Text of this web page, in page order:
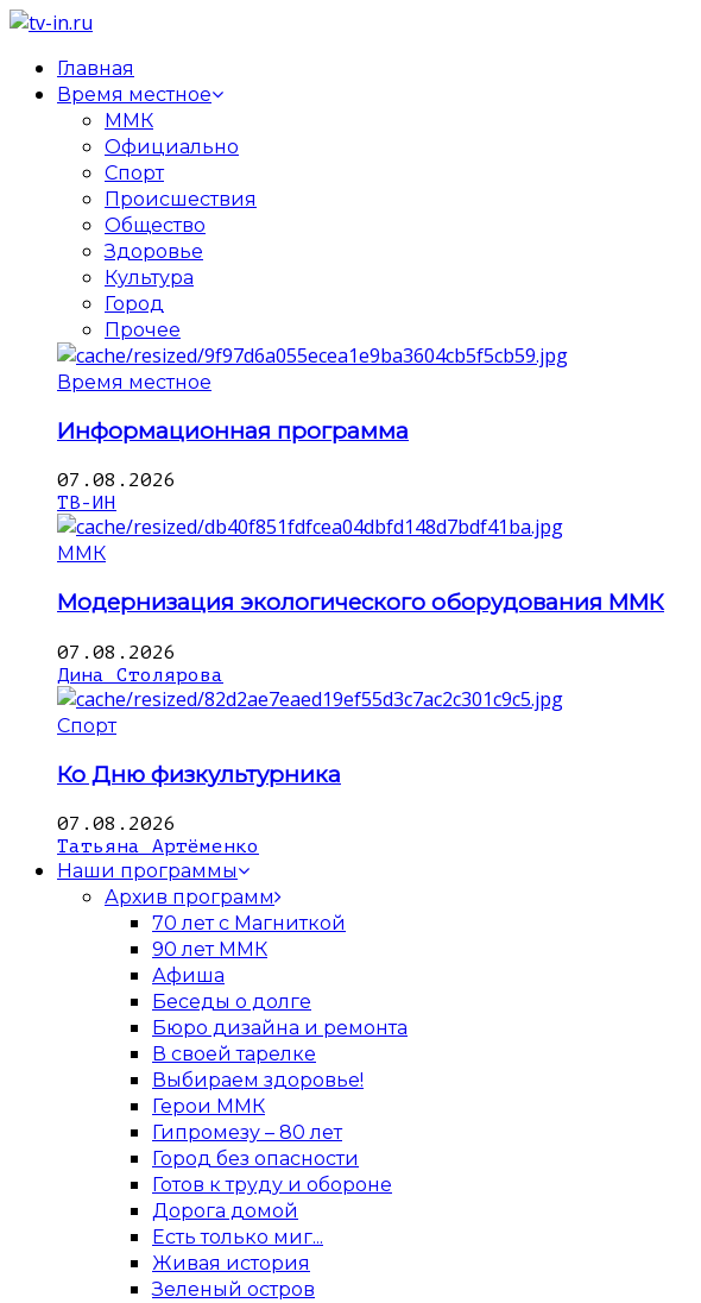
Главная
Время местное
ММК
Официально
Спорт
Происшествия
Общество
Здоровье
Культура
Город
Прочее
Время местное
Информационная программа
07.08.2026
ТВ-ИН
ММК
Модернизация экологического оборудования ММК
07.08.2026
Дина Столярова
Спорт
Ко Дню физкультурника
07.08.2026
Татьяна Артёменко
Наши программы
Архив программ
70 лет с Магниткой
90 лет ММК
Афиша
Беседы о долге
Бюро дизайна и ремонта
В своей тарелке
Выбираем здоровье!
Герои ММК
Гипромезу – 80 лет
Город без опасности
Готов к труду и обороне
Дорога домой
Есть только миг...
Живая история
Зеленый остров